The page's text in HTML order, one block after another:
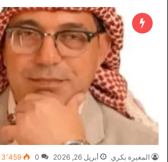
المغيرة بكري أبريل 26, 2026 0 3٬459